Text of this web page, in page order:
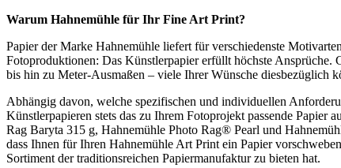
Warum Hahnemühle für Ihr Fine Art Print?
Papier der Marke Hahnemühle liefert für verschiedenste
Fotoproduktionen: Das Künstlerpapier erfüllt höchste
bis hin zu Meter-Ausmaßen – viele Ihrer Wünsche diesbezüglich
Abhängig davon, welche spezifischen und individuellen
Künstlerpapieren stets das zu Ihrem Fotoprojekt passende
Rag Baryta 315 g, Hahnemühle Photo Rag® Pearl und
dass Ihnen für Ihren Hahnemühle Art Print ein Papier
Sortiment der traditionsreichen Papiermanufaktur zu bieten hat.